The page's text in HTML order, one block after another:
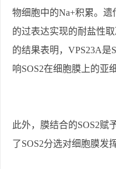
物细胞中的Na+积累。遗
的过表达实现的耐盐性
的结果表明， VPS23A是
响SOS2在细胞膜上的亚
此外，膜结合的SOS2赋
了SOS2分选对细胞膜发